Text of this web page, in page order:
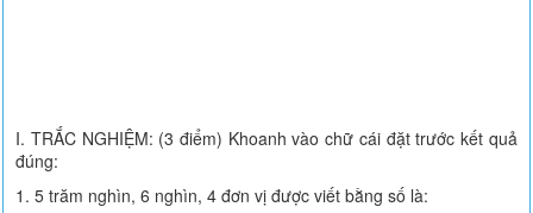
I. TRẮC NGHIỆM: (3 điểm) Khoanh vào chữ cái đặt trước kết quả
đúng:
1. 5 trăm nghìn, 6 nghìn, 4 đơn vị được viết bằng số là: